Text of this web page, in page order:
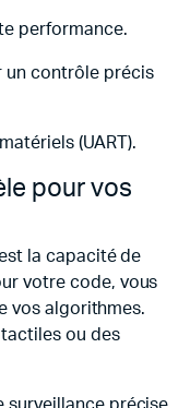
performance.
contrôle précis
(UART).
pour vos
la capacité de
votre code, vous
vos algorithmes.
ou des